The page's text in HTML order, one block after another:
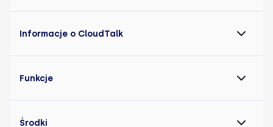
Informacje o CloudTalk
Funkcje
Środki